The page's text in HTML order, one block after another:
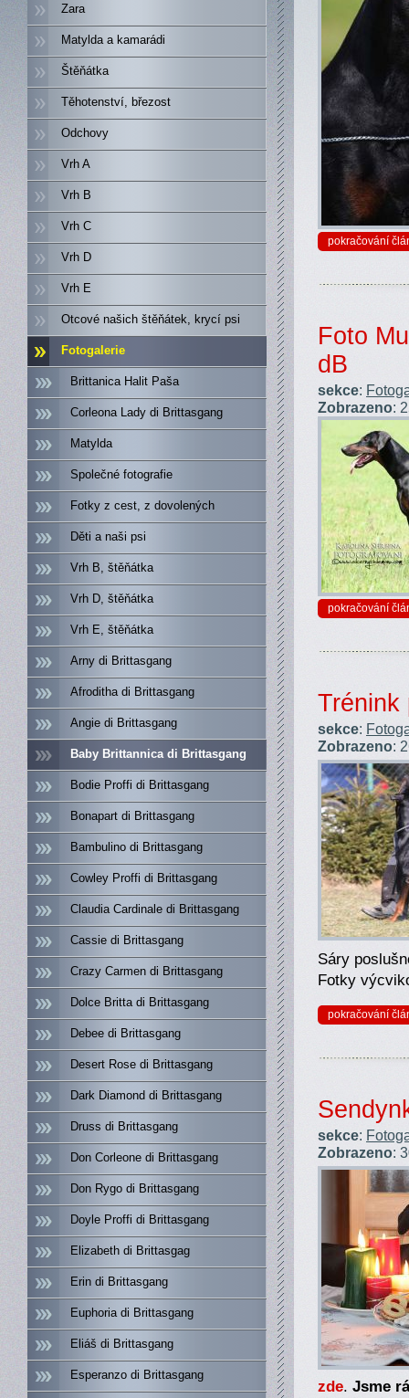
Zara
Matylda a kamarádi
Štěňátka
Těhotenství, březost
Odchovy
Vrh A
Vrh B
Vrh C
Vrh D
Vrh E
Otcové našich štěňátek, krycí psi
Fotogalerie
Brittanica Halit Paša
Corleona Lady di Brittasgang
Matylda
Společné fotografie
Fotky z cest, z dovolených
Děti a naši psi
Vrh B, štěňátka
Vrh D, štěňátka
Vrh E, štěňátka
Arny di Brittasgang
Afroditha di Brittasgang
Angie di Brittasgang
Baby Brittannica di Brittasgang
Bodie Proffi di Brittasgang
Bonapart di Brittasgang
Bambulino di Brittasgang
Cowley Proffi di Brittasgang
Claudia Cardinale di Brittasgang
Cassie di Brittasgang
Crazy Carmen di Brittasgang
Dolce Britta di Brittasgang
Debee di Brittasgang
Desert Rose di Brittasgang
Dark Diamond di Brittasgang
Druss di Brittasgang
Don Corleone di Brittasgang
Don Rygo di Brittasgang
Doyle Proffi di Brittasgang
Elizabeth di Brittasgag
Erin di Brittasgang
Euphoria di Brittasgang
Eliáš di Brittasgang
Esperanzo di Brittasgang
pokračování
Foto
dB
sekce:
Zobrazeno:
pokračování
Trénink
sekce:
Zobrazeno:
Sáry
Fotky
pokračování
sekce:
Zobrazeno:
zde. Jsme